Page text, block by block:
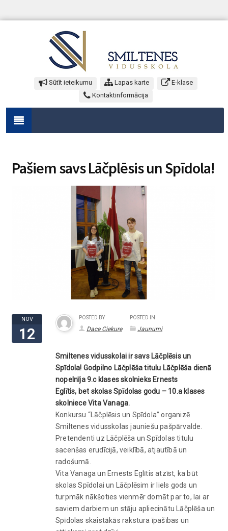
Sūtīt ieteikumu Lapas karte
E-klase
Kontaktinformācija
Pašiem savs Lāčplēsis un Spīdola!
NOV
12
POSTED BY
Dace Ciekure
POSTED IN
Jaunumi
Smiltenes vidusskolai ir savs Lāčplēsis un
Spīdola! Godpilno Lāčplēša titulu Lāčplēša dienā
nopelnīja 9.c klases skolnieks Ernests
Eglītis, bet skolas Spīdolas godu – 10.a klases
skolniece Vita Vanaga.
Konkursu “Lāčplēsis un Spīdola” organizē
Smiltenes vidusskolas jauniešu pašpārvalde.
Pretendenti uz Lāčplēša un Spīdolas titulu
sacenšas erudīcijā, veiklībā, atjautībā un
radošumā.
Vita Vanaga un Ernests Eglītis atzīst, ka būt
skolas Spīdolai un Lāčplēsim ir liels gods un
turpmāk nākšoties vienmēr domāt par to, lai ar
saviem darbiem un stāju apliecinātu Lāčplēša un
Spīdolas skaistākās rakstura īpašības un